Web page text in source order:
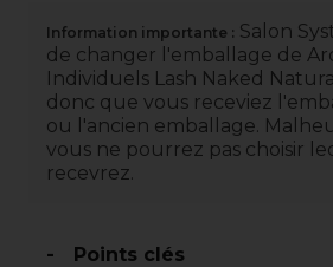
Information importante : Salon
de changer l'emballage de
Individuels Lash Naked
donc que vous receviez
ou l'ancien emballage.
vous ne pourrez pas choisir
recevrez.
Points clés